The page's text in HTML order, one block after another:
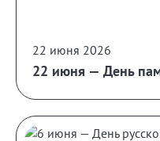
22 июня 2026
22 июня — День